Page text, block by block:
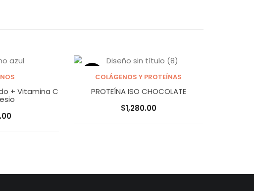
+ Vitamina C
STOCK
Leer más
COLÁGENOS Y PROTEÍNAS
PROTEÍNA ISO CHOCOLATE
$1,280.00